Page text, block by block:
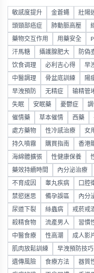
敏感度提升 金蒼蠅 壯陽
頭頸部癌症 肺動脈高壓
藥物交互作用 用藥安全
汗馬糖 攝護腺肥大 防偽
饮食调理 必利吉心得 早
中醫調理 骨盆底訓練 陽
早洩預防 无精症 输精管
失眠 安眠藥 憂鬱症
催情藥 草本催情 西藥
處方藥物 性冷感治療 女
持久噴霧 購買指南 香港
海綿體擴張 性健康保養
藥效持續時間 內分泌治療
不育成因 睾丸疾病 口腔
禁慾迷思 備孕誤區 內分
尿道下裂 絲蟲病 戒菸戒
殺精食物 流產男人 習慣
中醫食療 性高潮 成人影
肌肉放鬆訓練 早洩預防技巧
遺傳風險 食療方法 器質